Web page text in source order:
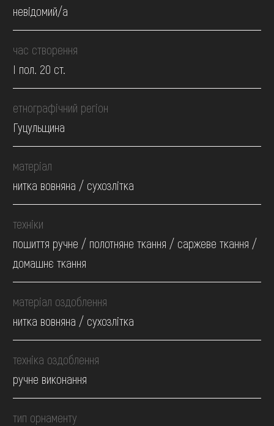
невідомий/а
час створення
І пол. 20 ст.
етнографічний регіон
Гуцульщина
матеріал
нитка вовняна / сухозлітка
техніки
пошиття ручне / полотняне ткання / саржеве ткання /
домашнє ткання
матеріал оздоблення
нитка вовняна / сухозлітка
техніка оздоблення
ручне виконання
тип орнаменту